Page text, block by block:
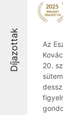
Díjazottak
Az
20.